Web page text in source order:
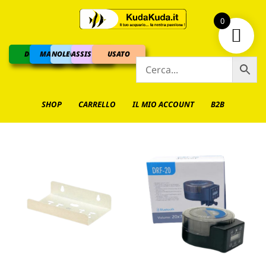
DOLCEMARINO
NOLEGGIOASSISTENZAUSATO
SHOP CARRELLO IL MIO ACCOUNT B2B
0